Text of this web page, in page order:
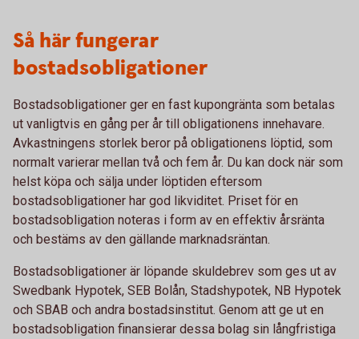
Så här fungerar
bostadsobligationer
Bostadsobligationer ger en fast kupongränta som betalas
ut vanligtvis en gång per år till obligationens innehavare.
Avkastningens storlek beror på obligationens löptid, som
normalt varierar mellan två och fem år. Du kan dock när som
helst köpa och sälja under löptiden eftersom
bostadsobligationer har god likviditet. Priset för en
bostadsobligation noteras i form av en effektiv årsränta
och bestäms av den gällande marknadsräntan.
Bostadsobligationer är löpande skuldebrev som ges ut av
Swedbank Hypotek, SEB Bolån, Stadshypotek, NB Hypotek
och SBAB och andra bostadsinstitut. Genom att ge ut en
bostadsobligation finansierar dessa bolag sin långfristiga